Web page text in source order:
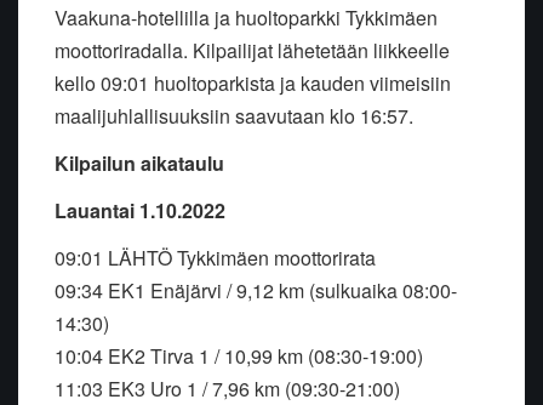
Vaakuna-hotellilla ja huoltoparkki Tykkimäen
moottoriradalla. Kilpailijat lähetetään liikkeelle
kello 09:01 huoltoparkista ja kauden viimeisiin
maalijuhlallisuuksiin saavutaan klo 16:57.
Kilpailun aikataulu
Lauantai 1.10.2022
09:01 LÄHTÖ Tykkimäen moottorirata
09:34 EK1 Enäjärvi / 9,12 km (sulkuaika 08:00-
14:30)
10:04 EK2 Tirva 1 / 10,99 km (08:30-19:00)
11:03 EK3 Uro 1 / 7,96 km (09:30-21:00)